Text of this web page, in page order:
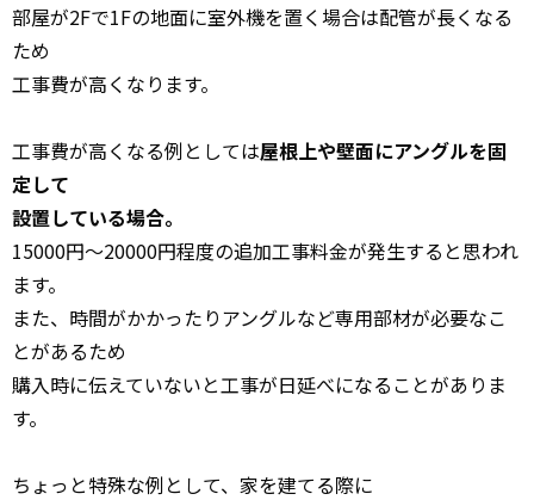
部屋が2Fで1Fの地面に室外機を置く場合は配管が長くなる
ため
工事費が高くなります。
工事費が高くなる例としては屋根上や壁面にアングルを固
定して
設置している場合。
15000円～20000円程度の追加工事料金が発生すると思われ
ます。
また、時間がかかったりアングルなど専用部材が必要なこ
とがあるため
購入時に伝えていないと工事が日延べになることがありま
す。
ちょっと特殊な例として、家を建てる際に